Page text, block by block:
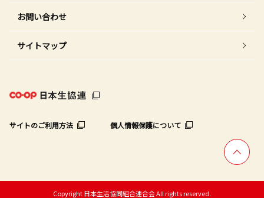
お問い合わせ
サイトマップ
サイトのご利用方法 個人情報保護について
Copyright 日本生活協同組合連合会 All rights reserved.